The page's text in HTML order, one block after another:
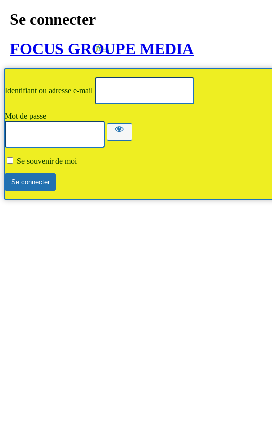
Se connecter
FOCUS GROUPE MEDIA
Identifiant ou adresse e-mail
Mot de passe
Se souvenir de moi